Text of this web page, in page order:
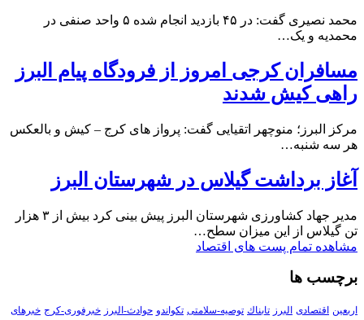
محمد نصیری گفت: در ۴۵ بازدید انجام شده ۵ واحد صنفی در
محمدیه و یک…
مسافران کرجی امروز از فرودگاه پیام البرز
راهی کیش شدند
مرکز البرز؛ منوچهر اتقیایی گفت: پرواز های کرج – کیش و بالعکس
هر سه شنبه…
آغاز برداشت گیلاس در شهرستان البرز
مدیر جهاد کشاورزی شهرستان البرز پیش بینی کرد بیش از ۳ هزار
تن گیلاس از این میزان سطح…
مشاهده تمام پست های اقتصاد
برچسب ها
اربعین اقتصادی البرز تابناك توصیه-سلامتی تکواندو حوادث-البرز خبرفوری-کرج خبرهای